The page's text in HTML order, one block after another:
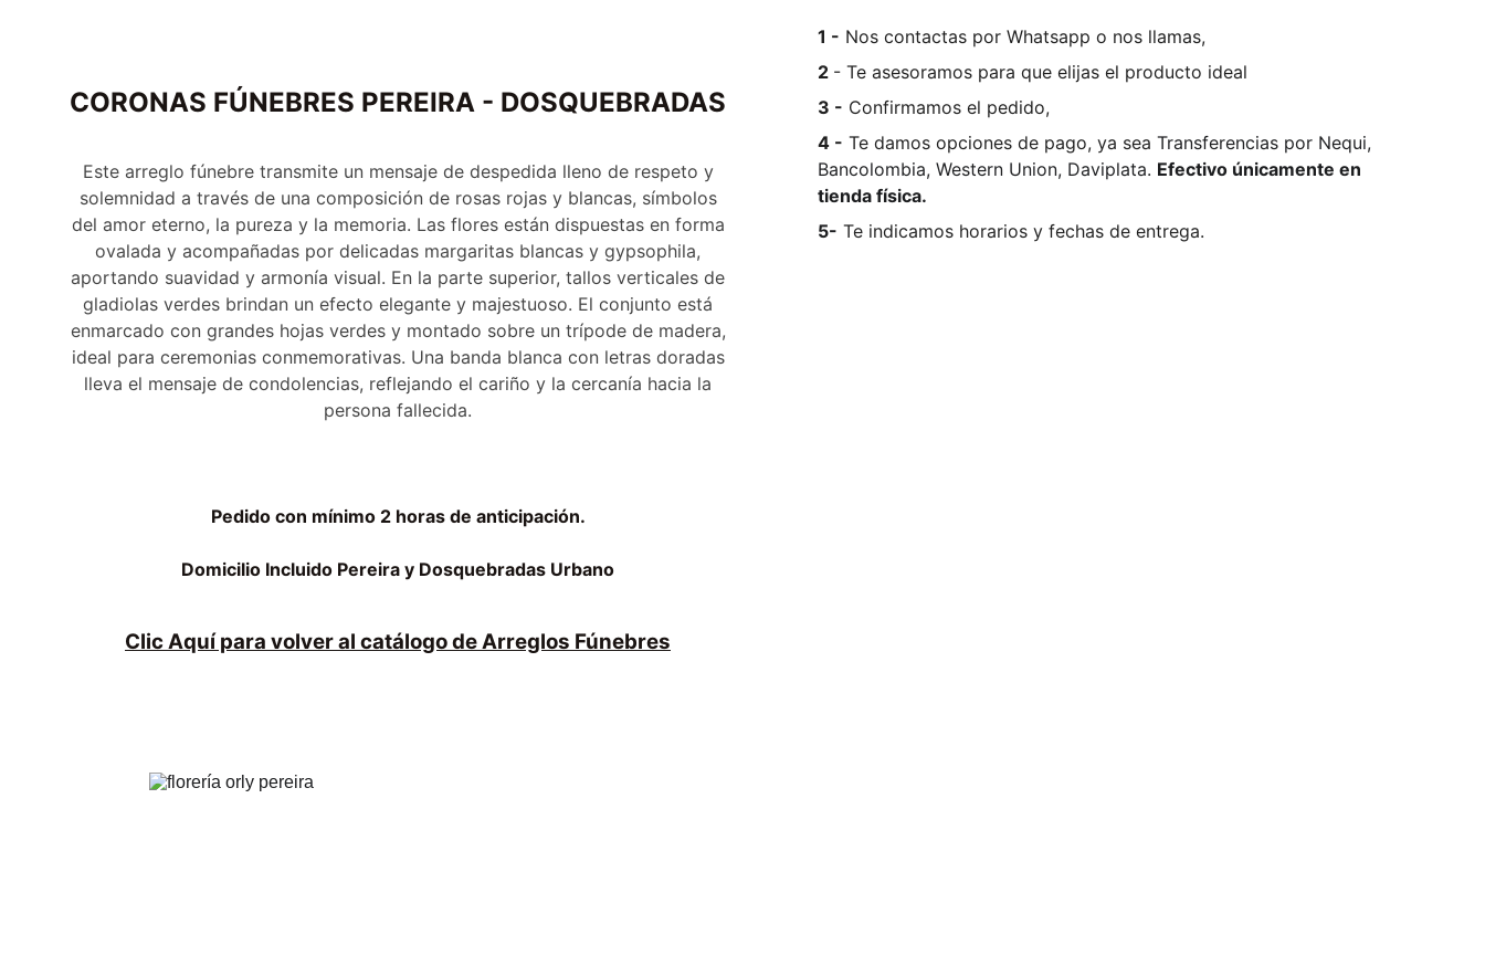
CORONAS FÚNEBRES PEREIRA - DOSQUEBRADAS
Este arreglo fúnebre transmite un mensaje de despedida lleno de respeto y
solemnidad a través de una composición de rosas rojas y blancas, símbolos
del amor eterno, la pureza y la memoria. Las flores están dispuestas en forma
ovalada y acompañadas por delicadas margaritas blancas y gypsophila,
aportando suavidad y armonía visual. En la parte superior, tallos verticales de
gladiolas verdes brindan un efecto elegante y majestuoso. El conjunto está
enmarcado con grandes hojas verdes y montado sobre un trípode de madera,
ideal para ceremonias conmemorativas. Una banda blanca con letras doradas
lleva el mensaje de condolencias, reflejando el cariño y la cercanía hacia la
persona fallecida.
Pedido con mínimo 2 horas de anticipación.
Domicilio Incluido Pereira y Dosquebradas Urbano
Clic Aquí para volver al catálogo de Arreglos Fúnebres
1 - Nos contactas por Whatsapp o nos llamas,
2 - Te asesoramos para que elijas el producto ideal
3 - Confirmamos el pedido,
4 - Te damos opciones de pago, ya sea Transferencias por Nequi,
Bancolombia, Western Union, Daviplata. Efectivo únicamente en
tienda física.
5- Te indicamos horarios y fechas de entrega.